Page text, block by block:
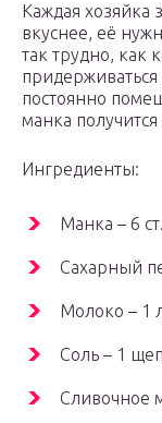
Каждая хозяйка
вкуснее, её
так трудно, как
постоянно
манка
Ингредиенты:
Манка – 6
Сахарный
Молоко – 1
Соль – 1
Сливочное